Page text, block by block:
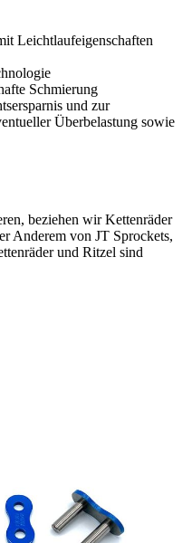
Leichtlaufeigenschaften
Schmierung
und zur
Überbelastung sowie
beziehen wir Kettenräder
Anderem von JT Sprockets,
und Ritzel sind